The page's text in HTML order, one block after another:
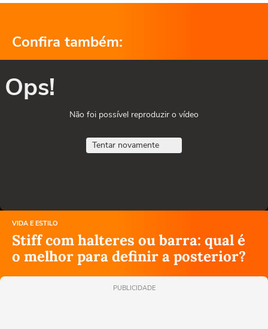
Confira também:
Ops!
Não foi possível reproduzir o vídeo
Tentar novamente
VIDA E ESTILO
Stiff com halteres ou barra: qual é
o melhor para definir a posterior?
PUBLICIDADE